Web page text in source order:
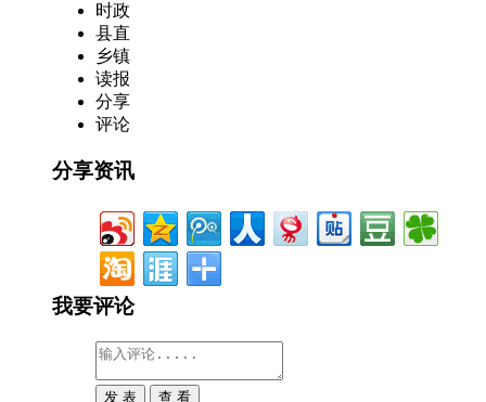
时政
县直
乡镇
读报
分享
评论
分享资讯
我要评论